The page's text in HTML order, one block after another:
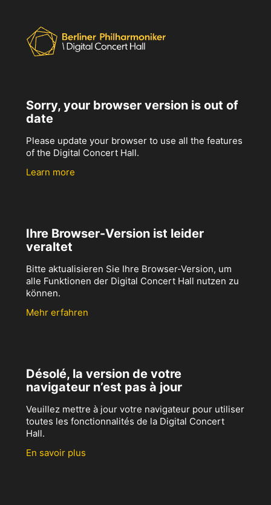
Sorry, your browser version is out of
date
Please update your browser to use all the features
of the Digital Concert Hall.
Learn more
Ihre Browser-Version ist leider
veraltet
Bitte aktualisieren Sie Ihre Browser-Version, um
alle Funktionen der Digital Concert Hall nutzen zu
können.
Mehr erfahren
Désolé, la version de votre
navigateur n’est pas à jour
Veuillez mettre à jour votre navigateur pour utiliser
toutes les fonctionnalités de la Digital Concert
Hall.
En savoir plus